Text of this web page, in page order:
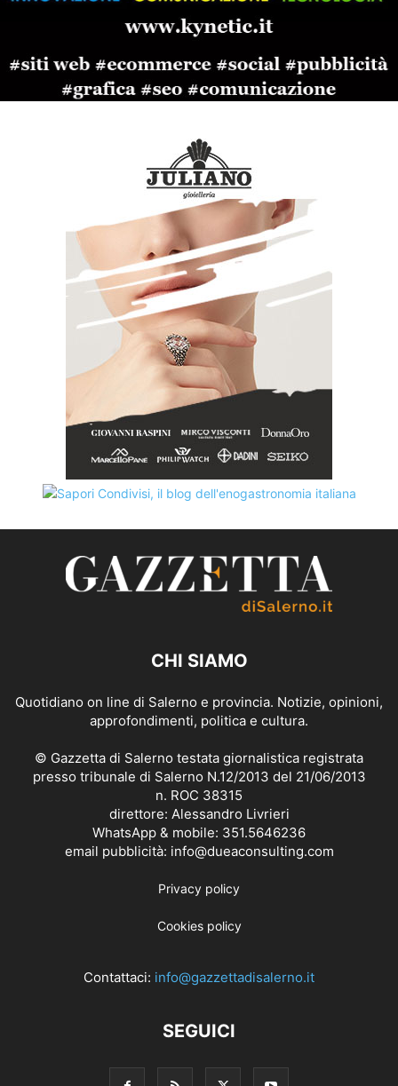
CHI SIAMO
Quotidiano on line di Salerno e provincia. Notizie, opinioni,
approfondimenti, politica e cultura.
© Gazzetta di Salerno testata giornalistica registrata
presso tribunale di Salerno N.12/2013 del 21/06/2013
n. ROC 38315
direttore: Alessandro Livrieri
WhatsApp & mobile: 351.5646236
email pubblicità: info@dueaconsulting.com
Privacy policy
Cookies policy
Contattaci: info@gazzettadisalerno.it
SEGUICI